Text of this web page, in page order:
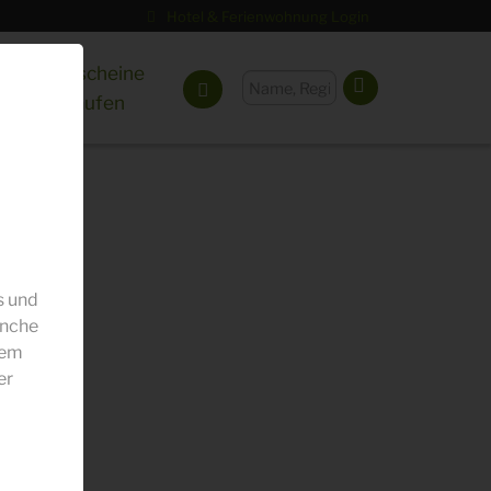
Gutscheine
kaufen
und